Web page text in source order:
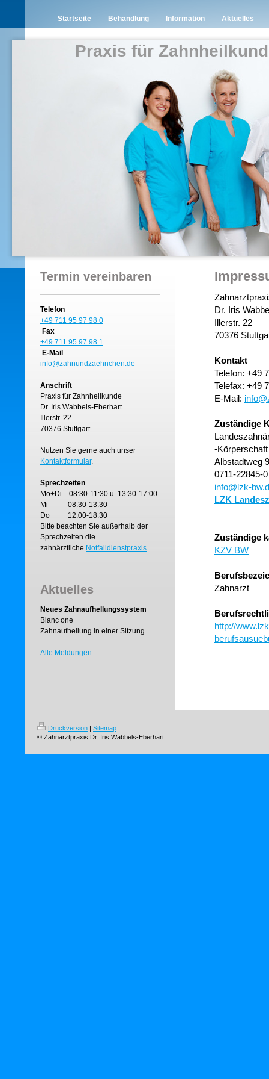
Startseite Behandlung Information Aktuelles
Praxis für
Termin vereinbaren
Telefon
+49 711 95 97 98 0
Fax
+49 711 95 97 98 1
E-Mail
info@zahnundzaehnchen.de
Anschrift
Praxis für Zahnheilkunde
Dr. Iris Wabbels-Eberhart
Illerstr. 22
70376 Stuttgart
Nutzen Sie gerne auch unser
Kontaktformular.
Sprechzeiten
Mo+Di 08:30-11:30 u. 13:30-17:00
Mi 08:30-13:30
Do 12:00-18:30
Bitte beachten Sie außerhalb der
Sprechzeiten die
zahnärztliche Notfalldienstpraxis
Aktuelles
Neues Zahnaufhellungssystem
Blanc one
Zahnaufhellung in einer Sitzung
Alle Meldungen
Dr. Iris
Illerstr. 22
70376
Kontakt
Telefon: +49
Telefax: +49
E-Mail:
Zuständige
-
Albstadtweg
0711-22845-0
info@lzk-
LZK
Zuständige
KZV BW
Zahnarzt
http://
Druckversion | Sitemap
© Zahnarztpraxis Dr. Iris Wabbels-Eberhart